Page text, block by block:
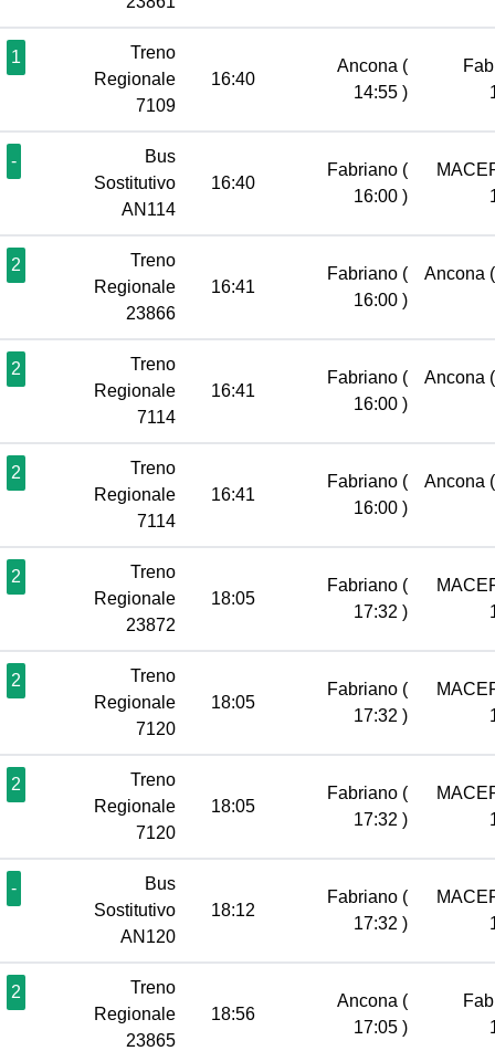
1
Treno
Regionale
7109
16:40
Ancona (
14:55 )
-
Bus
Sostitutivo
AN114
16:40
Fabriano (
16:00 )
2
Treno
Regionale
23866
16:41
Fabriano (
16:00 )
Ancona
2
Treno
Regionale
7114
16:41
Fabriano (
16:00 )
Ancona
2
Treno
Regionale
7114
16:41
Fabriano (
16:00 )
Ancona
2
Treno
Regionale
23872
18:05
Fabriano (
17:32 )
2
Treno
Regionale
7120
18:05
Fabriano (
17:32 )
2
Treno
Regionale
7120
18:05
Fabriano (
17:32 )
-
Bus
Sostitutivo
AN120
18:12
Fabriano (
17:32 )
2
Treno
Regionale
23865
18:56
Ancona (
17:05 )